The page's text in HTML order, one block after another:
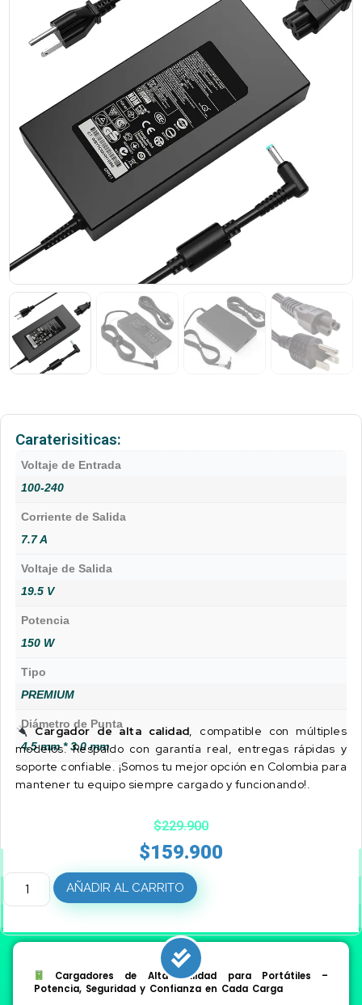
Caraterisiticas:
Voltaje de Entrada
100-240
Corriente de Salida
7.7 A
Voltaje de Salida
19.5 V
Potencia
150 W
Tipo
PREMIUM
Diámetro de Punta
4.5 mm * 3.0 mm
Cargador de alta calidad, compatible con múltiples
modelos. Respaldo con garantía real, entregas rápidas y
soporte confiable. ¡Somos tu mejor opción en Colombia para
mantener tu equipo siempre cargado y funcionando!.
$229.900
$159.900
AÑADIR AL CARRITO
Cargadores de Alta Calidad para Portátiles –
Potencia, Seguridad y Confianza en Cada Carga